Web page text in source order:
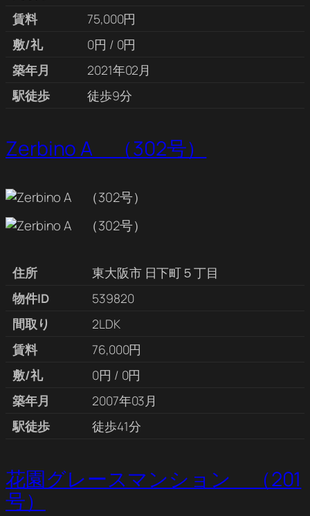
賃料
75,000円
敷/礼
0円 / 0円
築年月
2021年02月
駅徒歩
徒歩9分
Zerbino A （302号）
住所
東大阪市 日下町５丁目
物件ID
539820
間取り
2LDK
賃料
76,000円
敷/礼
0円 / 0円
築年月
2007年03月
駅徒歩
徒歩41分
花園グレースマンション （201
号）